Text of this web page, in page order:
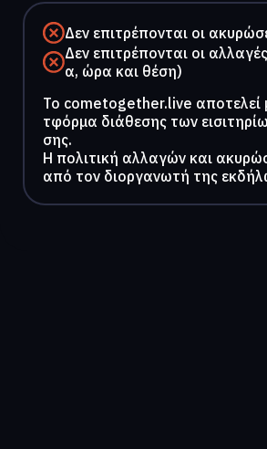
Δεν επιτρέπονται οι
Δεν επιτρέπονται οι
α, ώρα και θέση)
To cometogether.live αποτελεί
τφόρμα διάθεσης των
σης.
Η πολιτική αλλαγών και
από τον διοργανωτή της